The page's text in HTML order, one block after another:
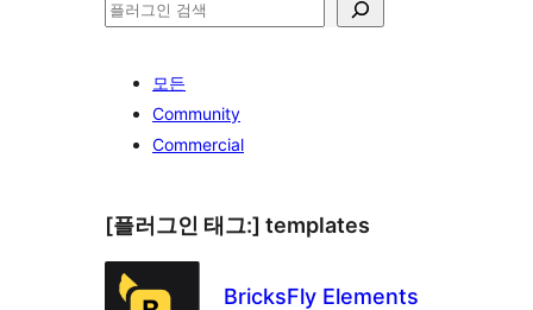
검
모든
Community
Commercial
[플러그인 태그:] templates
BricksFly Elements